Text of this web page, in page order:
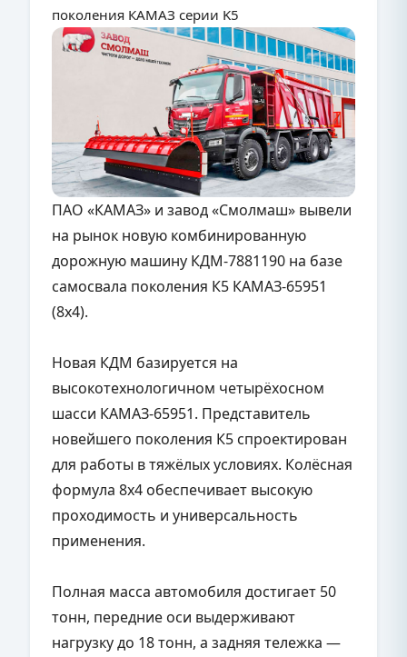
поколения КАМАЗ серии K5
ПАО «КАМАЗ» и завод «Смолмаш» вывели
на рынок новую комбинированную
дорожную машину КДМ-7881190 на базе
самосвала поколения К5 КАМАЗ-65951
(8х4).
Новая КДМ базируется на
высокотехнологичном четырёхосном
шасси КАМАЗ-65951. Представитель
новейшего поколения К5 спроектирован
для работы в тяжёлых условиях. Колёсная
формула 8х4 обеспечивает высокую
проходимость и универсальность
применения.
Полная масса автомобиля достигает 50
тонн, передние оси выдерживают
нагрузку до 18 тонн, а задняя тележка —